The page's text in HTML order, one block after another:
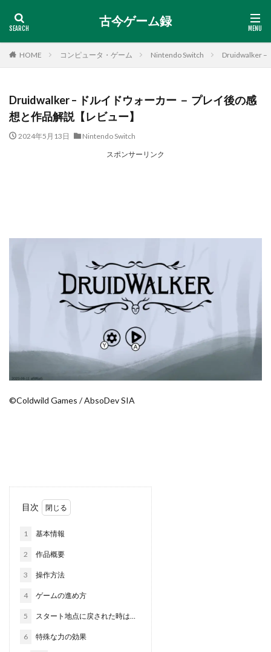
古今ゲーム録
HOME コンピュータ・ゲーム Nintendo Switch Druidwalker –
Druidwalker – ドルイドウォーカー － プレイ後の感
想と作品解説【レビュー】
2024年5月13日
Nintendo Switch
スポンサーリンク
©Coldwild Games / AbsoDev SIA
目次
1 基本情報
2 作品概要
3 操作方法
4 ゲームの進め方
5 スタート地点に戻された時は…
6 特殊な力の効果